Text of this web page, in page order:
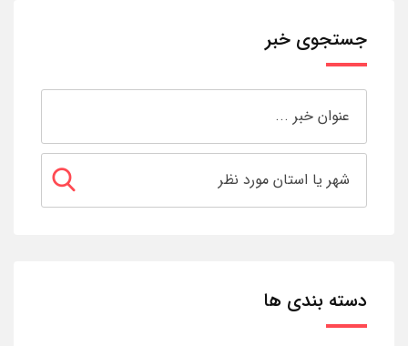
جستجوی خبر
دسته بندی ها